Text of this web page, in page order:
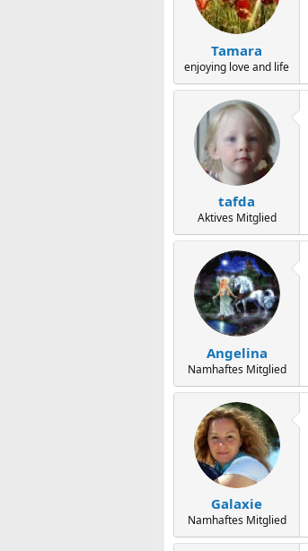
Tamara
enjoying love and life
tafda
Aktives Mitglied
Angelina
Namhaftes Mitglied
Galaxie
Namhaftes Mitglied